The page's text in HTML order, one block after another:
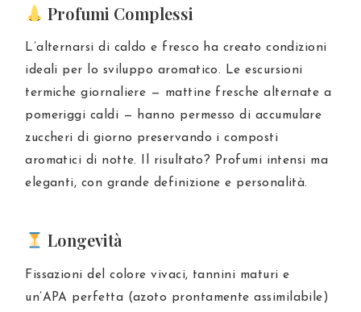
Profumi Complessi
L’alternarsi di caldo e fresco ha creato condizioni
ideali per lo sviluppo aromatico. Le escursioni
termiche giornaliere — mattine fresche alternate a
pomeriggi caldi — hanno permesso di accumulare
zuccheri di giorno preservando i composti
aromatici di notte. Il risultato? Profumi intensi ma
eleganti, con grande definizione e personalità.
Longevità
Fissazioni del colore vivaci, tannini maturi e
un’APA perfetta (azoto prontamente assimilabile)